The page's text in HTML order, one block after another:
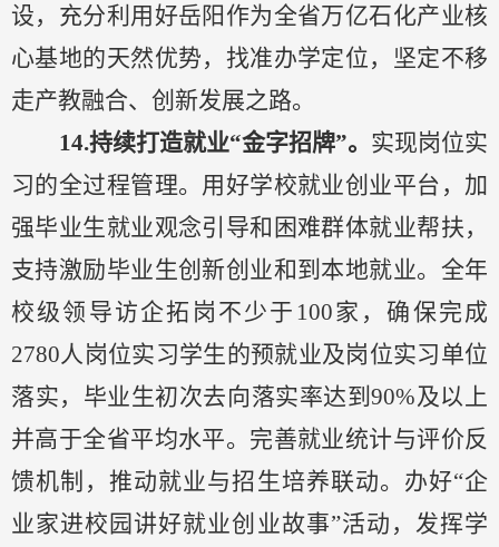
设，充分利用好岳阳作为全省万亿石化产业核
心基地的天然优势，找准办学定位，坚定不移
走产教融合、创新发展之路。
14.持续打造就业“金字招牌”。 实现岗位实
习的全过程管理。 用好学校就业创业平台，加
强毕业生就业观念引导和困难群体就业帮扶，
支持激励毕业生创新创业和到本地就业。全年
校级领导访企拓岗不少于 100家 ， 确保完成
2780人岗位实习学生的预就业及岗位实习单位
落实， 毕业生初次去向落实率达到90%及以上
并高于全省平均水平。完善就业统计与评价反
馈机制，推动就业与招生培养联动。办好“企
业家进校园讲好就业创业故事”活动，发挥学